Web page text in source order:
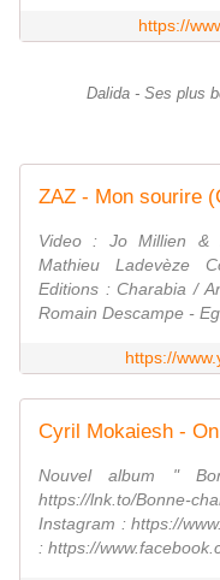
https://
Dalida - Ses plus
ZAZ - Mon sourire
Video : Jo Millien &
Mathieu Ladevèze
Editions : Charabia /
Romain Descampe -
https://
Nouvel album "
https://lnk.to/Bonne-
Instagram : https://
: https://